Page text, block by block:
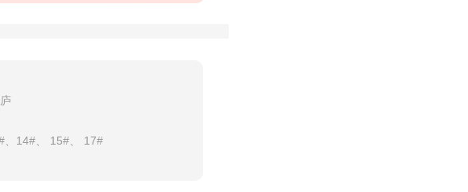
、14#、 15#、 17#